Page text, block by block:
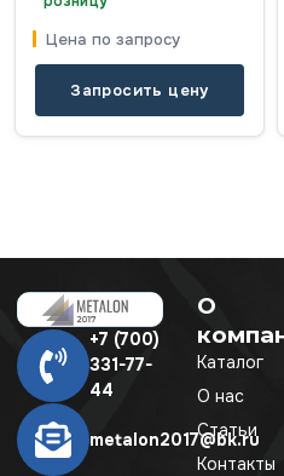
Цена по запросу
Запросить цену
+7 (700)
331-77-
44
metalon2017@bk.ru
О
Каталог
О нас
Статьи
Контакты